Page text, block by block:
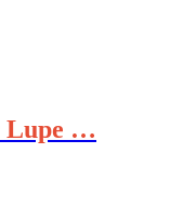
Lupe …